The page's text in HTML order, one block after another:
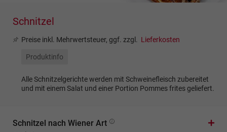
Schnitzel
Preise inkl. Mehrwertsteuer, ggf. zzgl. Lieferkosten
Produktinfo
Alle Schnitzelgerichte werden mit Schweinefleisch zubereitet
und mit einem Salat und einer Portion Pommes frites geliefert.
Schnitzel nach Wiener Art